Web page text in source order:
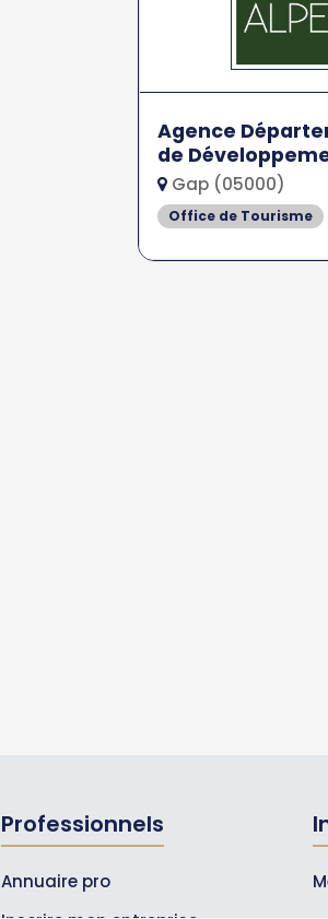
Agence
de
Gap (05000)
Office de Tourisme
Professionnels
Annuaire pro